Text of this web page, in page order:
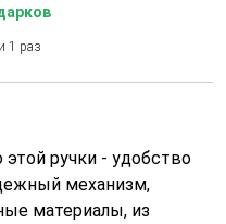
1 раз
ручки - удобство
механизм,
материалы, из